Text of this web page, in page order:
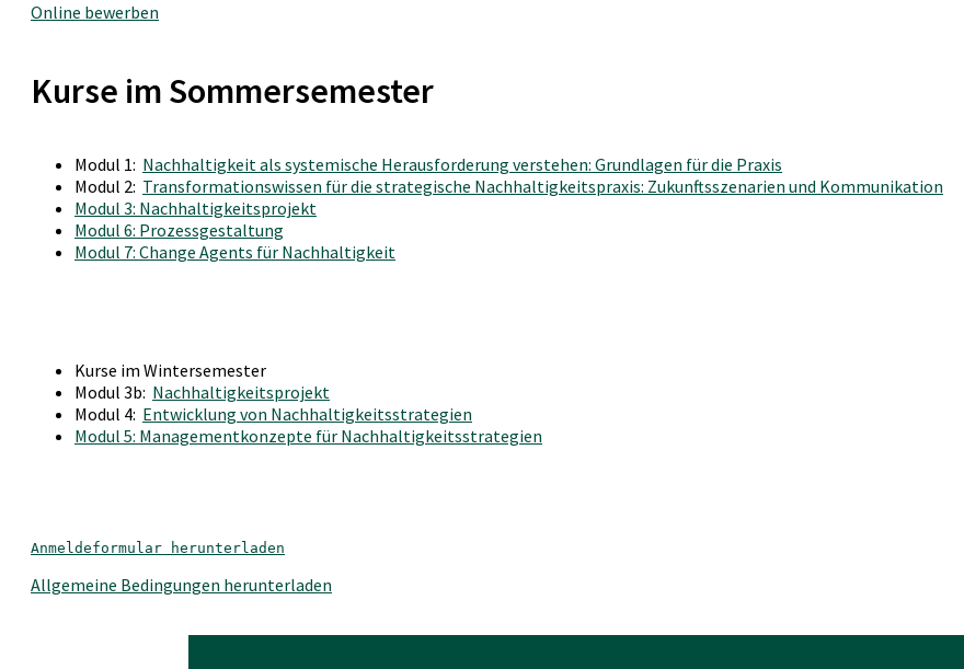
Online bewerben
Kurse im Sommersemester
Modul 1: Nachhaltigkeit als systemische Herausforderung verstehen: Grundlagen für die Praxis
Modul 2: Transformationswissen für die strategische Nachhaltigkeitspraxis: Zukunftsszenarien und Kommunikation
Modul 3: Nachhaltigkeitsprojekt
Modul 6: Prozessgestaltung
Modul 7: Change Agents für Nachhaltigkeit
Kurse im Wintersemester
Modul 3b: Nachhaltigkeitsprojekt
Modul 4: Entwicklung von Nachhaltigkeitsstrategien
Modul 5: Managementkonzepte für Nachhaltigkeitsstrategien
Anmeldeformular herunterladen
Allgemeine Bedingungen herunterladen